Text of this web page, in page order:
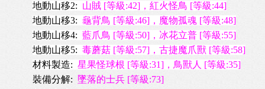
地動山移2: 山賊 [等級:42]，紅火怪鳥 [等級:44]
地動山移3: 龜背鳥 [等級:46]，魔物孤魂 [等級:48]
地動山移4: 藍爪鳥 [等級:50]，冰花立普 [等級:55]
地動山移5: 毒蘑菇 [等級:57]，古捷魔爪獸 [等級:58]
材料製造: 星果怪球根 [等級:31]，鳥獸人 [等級:35]
裝備分解: 墜落的士兵 [等級:73]